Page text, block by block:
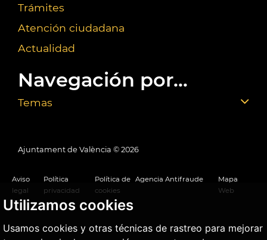
Utilizamos cookies
Usamos cookies y otras técnicas de rastreo para mejorar
Trámites
Atención ciudadana
Actualidad
Navegación por...
Temas
Ajuntament de València © 2026
Aviso
legal
Política
privacidad
Política de
cookies
Agencia Antifraude
Mapa
Web